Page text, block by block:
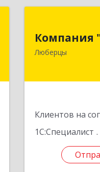
Компания
Люберцы
Клиентов на
1С:Специалист
р-н, Люберцы